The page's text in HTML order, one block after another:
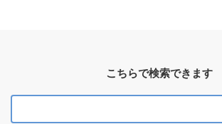
こちらで検索できます